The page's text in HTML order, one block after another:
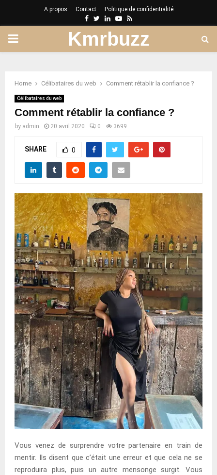
A propos Contact Politique de confidentialité
Facebook
Twitter
LinkedinYoutube
Rss
PRIMARY
Kmrbuzz
Home Célibataires du web Comment rétablir la confiance ?
Célibataires du web
Comment rétablir la confiance ?
by admin 20 avril 2020 0 3699
SHARE 0
Vous venez de surprendre votre partenaire en train de
mentir. Ils disent que c’était une erreur et que cela ne se
reproduira plus, puis un autre mensonge surgit. Vous